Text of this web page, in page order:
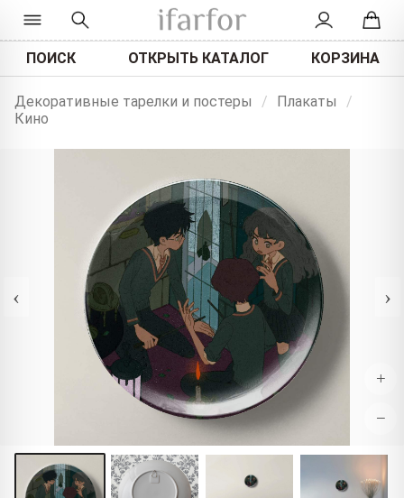
ПОИСК ОТКРЫТЬ КАТАЛОГ КОРЗИНА
Декоративные тарелки и постеры / Плакаты
/
Кино
‹ ›
+
−